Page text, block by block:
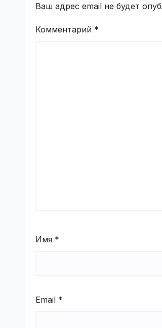
Ваш адрес email не будет
Комментарий *
Имя *
Email *